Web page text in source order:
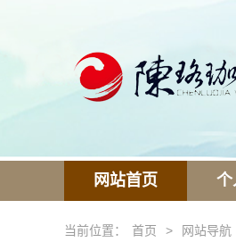
网站首页 个
当前位置： 首页 > 网站导航